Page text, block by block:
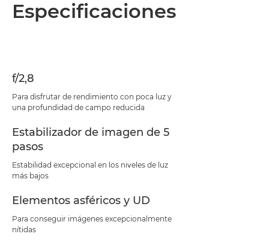
Especificaciones
f/2,8
Para disfrutar de rendimiento con poca luz y
una profundidad de campo reducida
Estabilizador de imagen de 5
pasos
Estabilidad excepcional en los niveles de luz
más bajos
Elementos asféricos y UD
Para conseguir imágenes excepcionalmente
nítidas